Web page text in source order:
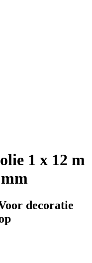
1 x 12 m
decoratie